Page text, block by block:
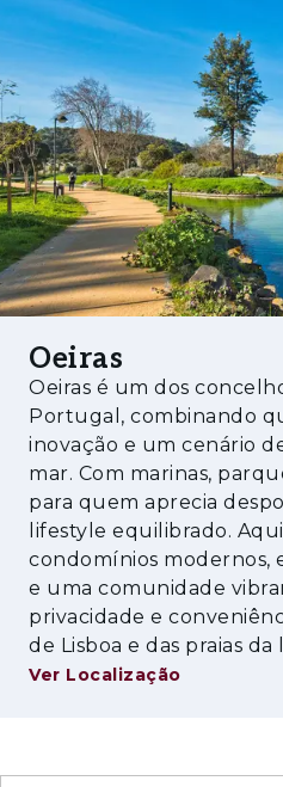
- Cozinha totalmente
despensa e saída direta
de refeições
- Quarto com acesso ao
- Casa de banho
e à área social
- Zona de arrumos e
- Garagem para dois
Primeiro Piso:
- Hall amplo de
- Master suite ampla,
da transformação de
embutidos e excelente
- Suite com roupeiros
- Quarto
- WC completo de apoio
- Lavandaria equipada
Oeiras
Oeiras é um dos
Portugal, combinando
inovação e um cenário
mar. Com marinas,
para quem aprecia
lifestyle equilibrado.
condomínios modernos,
e uma comunidade
privacidade e
de Lisboa e das praias da
Ver Localização